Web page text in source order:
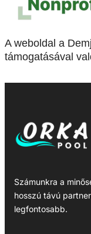
A weboldal a
támogatásával
Számunkra a
hosszú távú
legfontosabb.